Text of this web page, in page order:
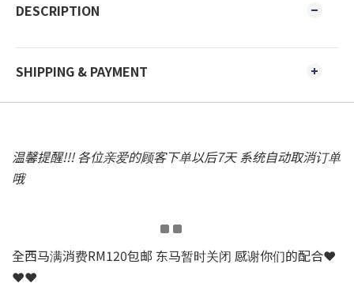
DESCRIPTION
SHIPPING & PAYMENT
温馨提醒!!! 各位亲爱的顾客下单以后7天 系统自动取消订单
哦
全西马满消费RM120包邮 东马暂时关闭 感谢你们的配合❤
❤❤